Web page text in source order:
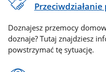
Doznajesz przemocy
doznaje? Tutaj znajdziesz
powstrzymać tę sytuację.